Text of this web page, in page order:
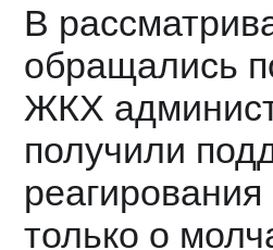
В
обращались
ЖКХ
получили
только о